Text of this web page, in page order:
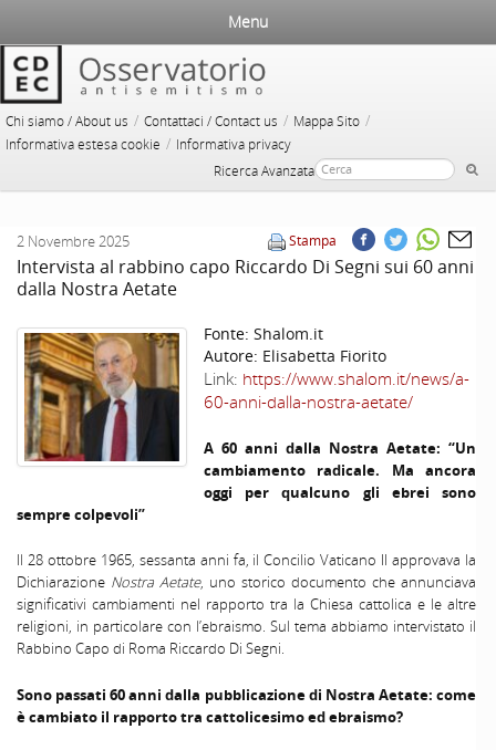
Chi siamo / About us / Contattaci / Contact us / Mappa Sito /
Informativa estesa cookie / Informativa privacy
Ricerca Avanzata
Menu
Stampa
2 Novembre 2025
Intervista al rabbino capo Riccardo Di Segni sui 60 anni
dalla Nostra Aetate
Fonte: Shalom.it
Autore: Elisabetta Fiorito
Link: https://www.shalom.it/news/a-
60-anni-dalla-nostra-aetate/
A 60 anni dalla Nostra Aetate: “Un
cambiamento radicale. Ma ancora
oggi per qualcuno gli ebrei sono
sempre colpevoli”
Il 28 ottobre 1965, sessanta anni fa, il Concilio Vaticano II approvava la
Dichiarazione Nostra Aetate, uno storico documento che annunciava
significativi cambiamenti nel rapporto tra la Chiesa cattolica e le altre
religioni, in particolare con l’ebraismo. Sul tema abbiamo intervistato il
Rabbino Capo di Roma Riccardo Di Segni.
Sono passati 60 anni dalla pubblicazione di Nostra Aetate: come
è cambiato il rapporto tra cattolicesimo ed ebraismo?